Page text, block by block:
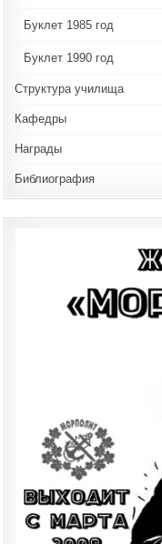
Буклет 1985 год
Буклет 1990 год
Структура училища
Кафедры
Награды
Библиография